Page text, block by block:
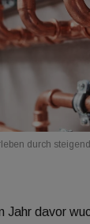
durch
Jahr davor